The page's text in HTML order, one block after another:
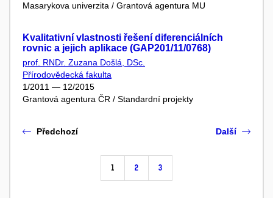
Masarykova univerzita / Grantová agentura MU
Kvalitativní vlastnosti řešení diferenciálních
rovnic a jejich aplikace (GAP201/11/0768)
prof. RNDr. Zuzana Došlá, DSc.
Přírodovědecká fakulta
1/2011 — 12/2015
Grantová agentura ČR / Standardní projekty
Předchozí
1 2 3
Další